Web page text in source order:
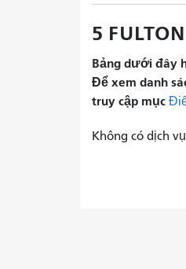
5
Bảng dưới đây
Để xem danh
truy cập mục
Không có dịch